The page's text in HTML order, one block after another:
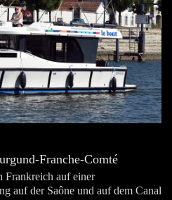
Franche-Comté
Frankreich auf einer
auf der Saône und auf dem Canal